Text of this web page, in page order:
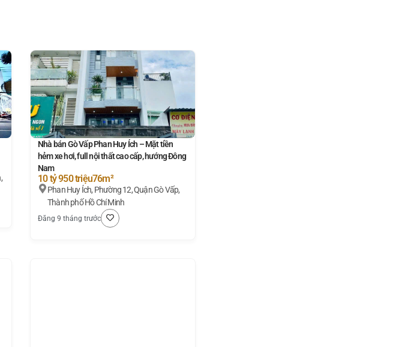
Nhà bán Gò Vấp Phan Huy Ích – Mặt tiền
hẻm xe hơi, full nội thất cao cấp, hướng Đông
Nam
10 tỷ 950 triệu76m²
Phan Huy Ích, Phường 12, Quận Gò Vấp,
Thành phố Hồ Chí Minh
Đăng 9 tháng trước